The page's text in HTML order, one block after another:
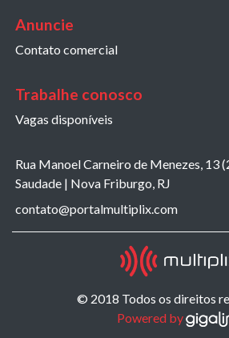
Anuncie
Contato comercial
Trabalhe conosco
Vagas disponíveis
Rua Manoel Carneiro de Menezes, 13
Saudade | Nova Friburgo, RJ
contato@portalmultiplix.com
© 2018 Todos os direitos
Powered by